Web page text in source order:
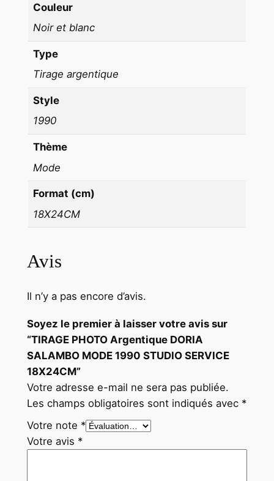
M
O
U
R
I
C
E
1
8
X
2
C
M
Couleur
Noir et blanc
Type
Tirage argentique
Style
1990
Thème
Mode
Format (cm)
18X24CM
Avis
Il n’y a pas encore d’avis.
Soyez le premier à laisser votre avis sur
“TIRAGE PHOTO Argentique DORIA
SALAMBO MODE 1990 STUDIO SERVICE
18X24CM”
Votre adresse e-mail ne sera pas publiée.
Les champs obligatoires sont indiqués avec *
Votre note *
Votre avis *